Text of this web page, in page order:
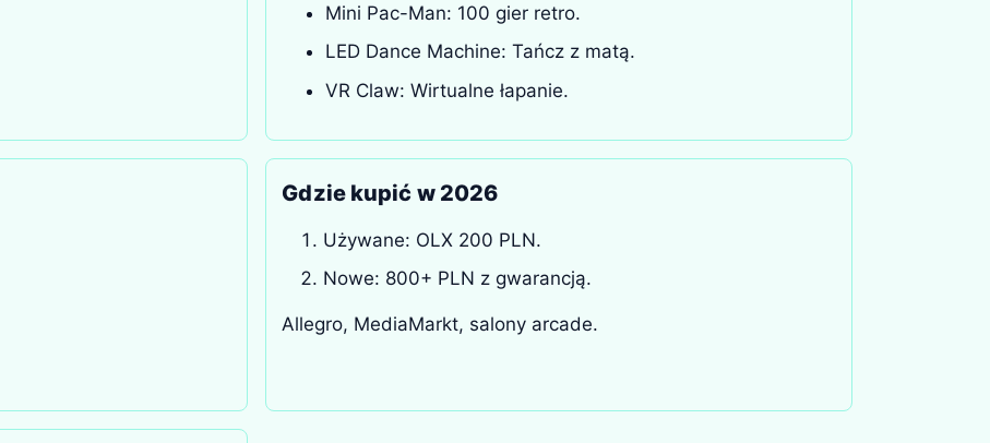
Mini Pac-Man: 100 gier retro.
LED Dance Machine: Tańcz z matą.
VR Claw: Wirtualne łapanie.
Gdzie kupić w 2026
Używane: OLX 200 PLN.
Nowe: 800+ PLN z gwarancją.
Allegro, MediaMarkt, salony arcade.